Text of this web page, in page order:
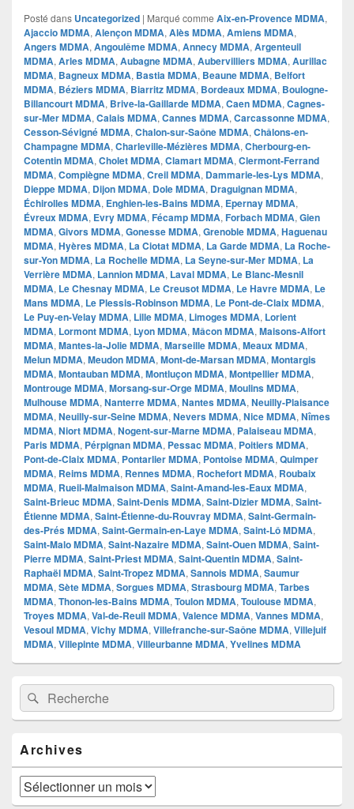
Posté dans Uncategorized | Marqué comme Aix-en-Provence MDMA,
Ajaccio MDMA, Alençon MDMA, Alès MDMA, Amiens MDMA,
Angers MDMA, Angoulême MDMA, Annecy MDMA, Argenteuil
MDMA, Arles MDMA, Aubagne MDMA, Aubervilliers MDMA, Aurillac
MDMA, Bagneux MDMA, Bastia MDMA, Beaune MDMA, Belfort
MDMA, Béziers MDMA, Biarritz MDMA, Bordeaux MDMA, Boulogne-
Billancourt MDMA, Brive-la-Gaillarde MDMA, Caen MDMA, Cagnes-
sur-Mer MDMA, Calais MDMA, Cannes MDMA, Carcassonne MDMA,
Cesson-Sévigné MDMA, Chalon-sur-Saône MDMA, Châlons-en-
Champagne MDMA, Charleville-Mézières MDMA, Cherbourg-en-
Cotentin MDMA, Cholet MDMA, Clamart MDMA, Clermont-Ferrand
MDMA, Compiègne MDMA, Creil MDMA, Dammarie-les-Lys MDMA,
Dieppe MDMA, Dijon MDMA, Dole MDMA, Draguignan MDMA,
Échirolles MDMA, Enghien-les-Bains MDMA, Epernay MDMA,
Évreux MDMA, Evry MDMA, Fécamp MDMA, Forbach MDMA, Gien
MDMA, Givors MDMA, Gonesse MDMA, Grenoble MDMA, Haguenau
MDMA, Hyères MDMA, La Ciotat MDMA, La Garde MDMA, La Roche-
sur-Yon MDMA, La Rochelle MDMA, La Seyne-sur-Mer MDMA, La
Verrière MDMA, Lannion MDMA, Laval MDMA, Le Blanc-Mesnil
MDMA, Le Chesnay MDMA, Le Creusot MDMA, Le Havre MDMA, Le
Mans MDMA, Le Plessis-Robinson MDMA, Le Pont-de-Claix MDMA,
Le Puy-en-Velay MDMA, Lille MDMA, Limoges MDMA, Lorient
MDMA, Lormont MDMA, Lyon MDMA, Mâcon MDMA, Maisons-Alfort
MDMA, Mantes-la-Jolie MDMA, Marseille MDMA, Meaux MDMA,
Melun MDMA, Meudon MDMA, Mont-de-Marsan MDMA, Montargis
MDMA, Montauban MDMA, Montluçon MDMA, Montpellier MDMA,
Montrouge MDMA, Morsang-sur-Orge MDMA, Moulins MDMA,
Mulhouse MDMA, Nanterre MDMA, Nantes MDMA, Neuilly-Plaisance
MDMA, Neuilly-sur-Seine MDMA, Nevers MDMA, Nice MDMA, Nîmes
MDMA, Niort MDMA, Nogent-sur-Marne MDMA, Palaiseau MDMA,
Paris MDMA, Pérpignan MDMA, Pessac MDMA, Poitiers MDMA,
Pont-de-Claix MDMA, Pontarlier MDMA, Pontoise MDMA, Quimper
MDMA, Reims MDMA, Rennes MDMA, Rochefort MDMA, Roubaix
MDMA, Rueil-Malmaison MDMA, Saint-Amand-les-Eaux MDMA,
Saint-Brieuc MDMA, Saint-Denis MDMA, Saint-Dizier MDMA, Saint-
Étienne MDMA, Saint-Étienne-du-Rouvray MDMA, Saint-Germain-
des-Prés MDMA, Saint-Germain-en-Laye MDMA, Saint-Lô MDMA,
Saint-Malo MDMA, Saint-Nazaire MDMA, Saint-Ouen MDMA, Saint-
Pierre MDMA, Saint-Priest MDMA, Saint-Quentin MDMA, Saint-
Raphaël MDMA, Saint-Tropez MDMA, Sannois MDMA, Saumur
MDMA, Sète MDMA, Sorgues MDMA, Strasbourg MDMA, Tarbes
MDMA, Thonon-les-Bains MDMA, Toulon MDMA, Toulouse MDMA,
Troyes MDMA, Val-de-Reuil MDMA, Valence MDMA, Vannes MDMA,
Vesoul MDMA, Vichy MDMA, Villefranche-sur-Saône MDMA, Villejuif
MDMA, Villepinte MDMA, Villeurbanne MDMA, Yvelines MDMA
Zone
principale
de
widget
barre
latérale
Recherche :Rechercher
Archives
Archives